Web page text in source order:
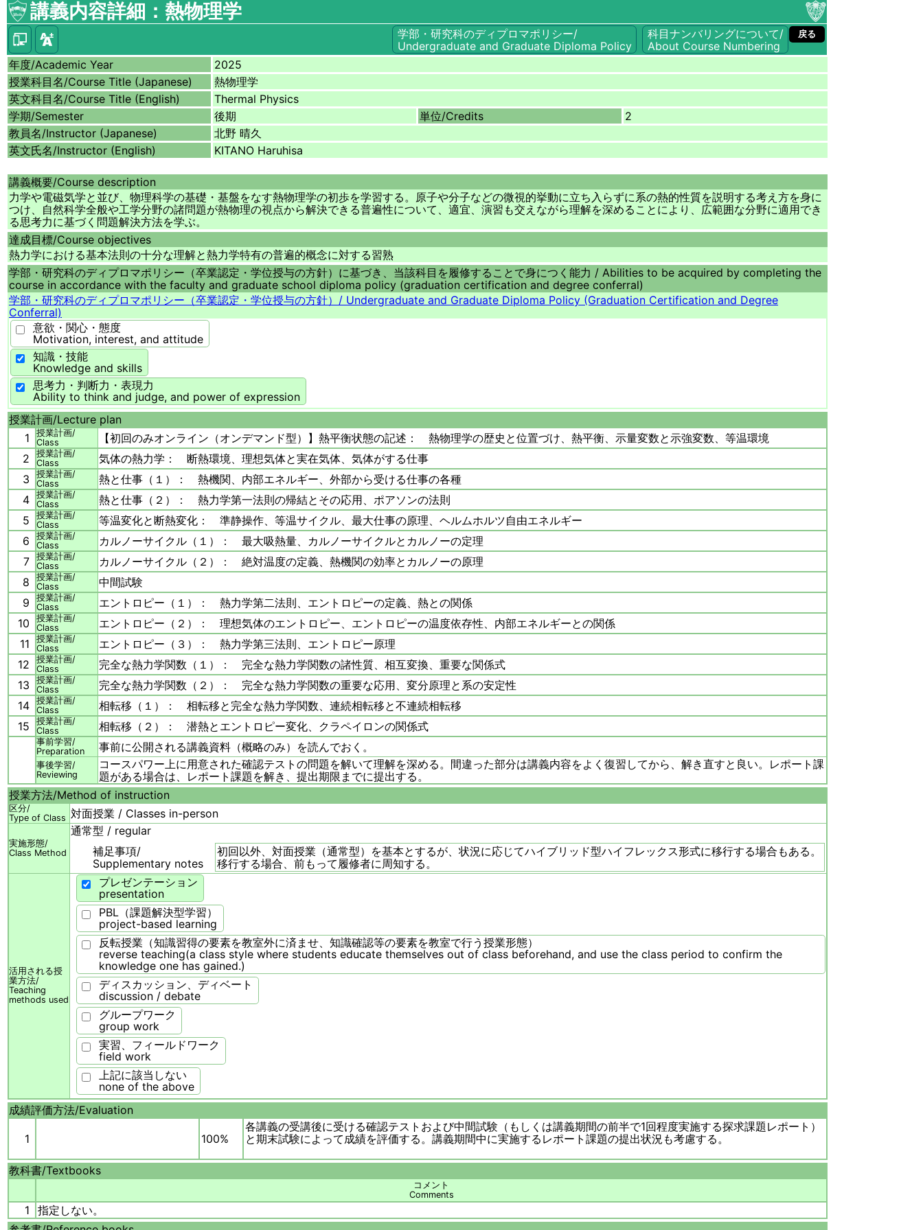
講義内容詳細：熱物理学
学部・研究科のディプロマポリシー/
Undergraduate and Graduate Diploma Policy
科目ナンバリングについて/
About Course Numbering
戻る
年度/Academic Year
2025
授業科目名/Course Title (Japanese)
熱物理学
英文科目名/Course Title (English)
Thermal Physics
学期/Semester 後期 単位/Credits
2
教員名/Instructor (Japanese)
北野 晴久
英文氏名/Instructor (English) KITANO Haruhisa
講義概要/Course description
力学や電磁気学と並び、物理科学の基礎・基盤をなす熱物理学の初歩を学習する。原子や分子などの微視的挙動に立ち入らずに系の熱的性質を説明する考え方を身に
つけ、自然科学全般や工学分野の諸問題が熱物理の視点から解決できる普遍性について、適宜、演習も交えながら理解を深めることにより、広範囲な分野に適用でき
る思考力に基づく問題解決方法を学ぶ。
達成目標/Course objectives
熱力学における基本法則の十分な理解と熱力学特有の普遍的概念に対する習熟
学部・研究科のディプロマポリシー（卒業認定・学位授与の方針）に基づき、当該科目を履修することで身につく能力 / Abilities to be acquired by completing the
course in accordance with the faculty and graduate school diploma policy (graduation certification and degree conferral)
学部・研究科のディプロマポリシー（卒業認定・学位授与の方針）/ Undergraduate and Graduate Diploma Policy (Graduation Certification and Degree
Conferral)
意欲・関心・態度
Motivation, interest, and attitude
知識・技能
Knowledge and skills
思考力・判断力・表現力
Ability to think and judge, and power of expression
授業計画/Lecture plan
1
授業計画/
Class
【初回のみオンライン（オンデマンド型）】熱平衡状態の記述： 熱物理学の歴史と位置づけ、熱平衡、示量変数と示強変数、等温環境
2
授業計画/
Class
気体の熱力学： 断熱環境、理想気体と実在気体、気体がする仕事
3
授業計画/
Class
熱と仕事（１）： 熱機関、内部エネルギー、外部から受ける仕事の各種
4
授業計画/
Class
熱と仕事（２）： 熱力学第一法則の帰結とその応用、ポアソンの法則
5
授業計画/
Class
等温変化と断熱変化： 準静操作、等温サイクル、最大仕事の原理、ヘルムホルツ自由エネルギー
6
授業計画/
Class
カルノーサイクル（１）： 最大吸熱量、カルノーサイクルとカルノーの定理
7
授業計画/
Class
カルノーサイクル（２）： 絶対温度の定義、熱機関の効率とカルノーの原理
8
授業計画/
Class
中間試験
9
授業計画/
Class
エントロピー（１）： 熱力学第二法則、エントロピーの定義、熱との関係
10
授業計画/
Class
エントロピー（２）： 理想気体のエントロピー、エントロピーの温度依存性、内部エネルギーとの関係
11
授業計画/
Class
エントロピー（３）： 熱力学第三法則、エントロピー原理
12
授業計画/
Class
完全な熱力学関数（１）： 完全な熱力学関数の諸性質、相互変換、重要な関係式
13
授業計画/
Class
完全な熱力学関数（２）： 完全な熱力学関数の重要な応用、変分原理と系の安定性
14
授業計画/
Class
相転移（１）： 相転移と完全な熱力学関数、連続相転移と不連続相転移
15
授業計画/
Class
相転移（２）： 潜熱とエントロピー変化、クラペイロンの関係式
事前学習/
Preparation
事前に公開される講義資料（概略のみ）を読んでおく。
事後学習/
Reviewing
コースパワー上に用意された確認テストの問題を解いて理解を深める。間違った部分は講義内容をよく復習してから、解き直すと良い。レポート課
題がある場合は、レポート課題を解き、提出期限までに提出する。
授業方法/Method of instruction
区分/
Type of Class 対面授業 / Classes in-person
実施形態/
Class Method
通常型 / regular
補足事項/
Supplementary notes
初回以外、対面授業（通常型）を基本とするが、状況に応じてハイブリッド型ハイフレックス形式に移行する場合もある。
移行する場合、前もって履修者に周知する。
活用される授
業方法/
Teaching
methods used
プレゼンテーション
presentation
PBL（課題解決型学習）
project-based learning
反転授業（知識習得の要素を教室外に済ませ、知識確認等の要素を教室で行う授業形態）
reverse teaching(a class style where students educate themselves out of class beforehand, and use the class period to confirm the
knowledge one has gained.)
ディスカッション、ディベート
discussion / debate
グループワーク
group work
実習、フィールドワーク
field work
上記に該当しない
none of the above
成績評価方法/Evaluation
1 100%
各講義の受講後に受ける確認テストおよび中間試験（もしくは講義期間の前半で1回程度実施する探求課題レポート）
と期末試験によって成績を評価する。講義期間中に実施するレポート課題の提出状況も考慮する。
教科書/Textbooks
コメント
Comments
1
指定しない。